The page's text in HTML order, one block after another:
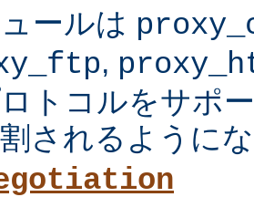
ールは
,
トコルをサポ
されるように